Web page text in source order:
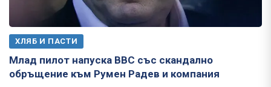
ХЛЯБ И ПАСТИ
Млад пилот напуска ВВС със скандално
обръщение към Румен Радев и компания